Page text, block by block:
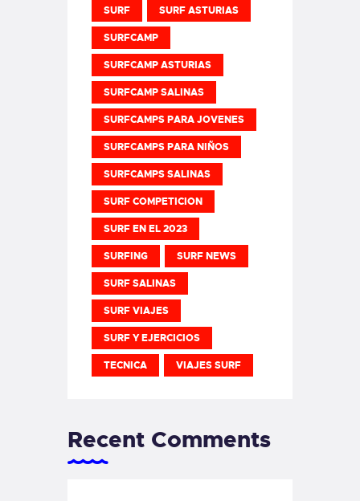
SURF SURF ASTURIAS
SURFCAMP
SURFCAMP ASTURIAS
SURFCAMP SALINAS
SURFCAMPS PARA JOVENES
SURFCAMPS PARA NIÑOS
SURFCAMPS SALINAS
SURF COMPETICION
SURF EN EL 2023
SURFING SURF NEWS
SURF SALINAS
SURF VIAJES
SURF Y EJERCICIOS
TECNICA VIAJES SURF
Recent Comments